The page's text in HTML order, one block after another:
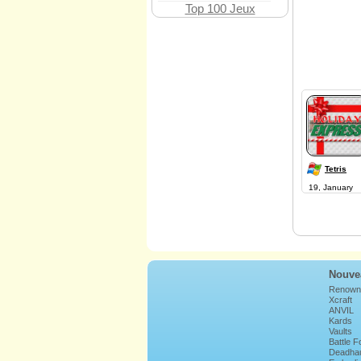
Top 100 Jeux
Tetris
19, January
Renown
Xcraft
ANVIL
Kards
Vaults
Battle